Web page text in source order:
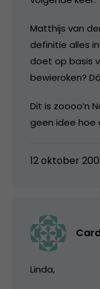
Matthijs van
definitie alles
doet op basis
bewieroken?
Dit is zoooo’n
geen idee hoe
12 oktober
Linda,